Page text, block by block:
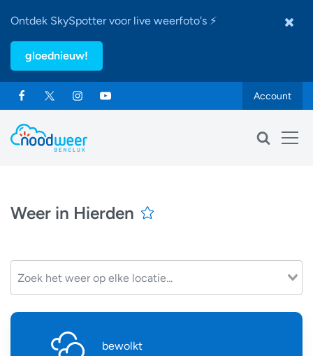
Ontdek SkySpotter voor live weerfoto's ⚡
gloednieuw!
Account
Weer in Hierden
bewolkt